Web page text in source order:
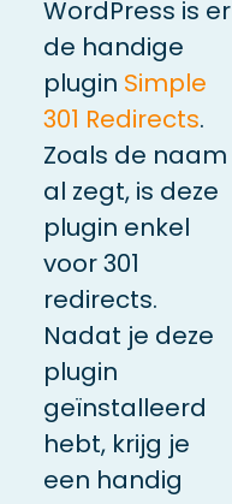
WordPress is er
de handige
plugin Simple
301 Redirects.
Zoals de naam
al zegt, is deze
plugin enkel
voor 301
redirects.
Nadat je deze
plugin
geïnstalleerd
hebt, krijg je
een handig